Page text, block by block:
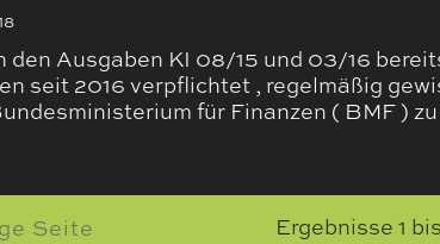
den Ausgaben KI 08/15 und 03/16
seit 2016 verpflichtet , regelmäßig
für Finanzen ( BMF )
Seite Ergebnisse 1 bis